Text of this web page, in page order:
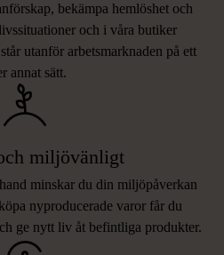
bekämpa hemlöshet och
och i våra butiker
utanför arbetsmarknaden på ett
annat sätt.
miljövänligt
minskar du din miljöpåverkan
nyproducerade varor får du
ge nytt liv åt befintliga produkter.